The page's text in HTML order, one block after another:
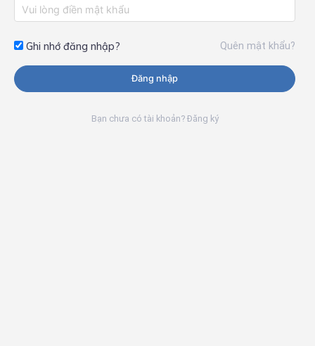
Ghi nhớ đăng nhập? Quên mật khẩu?
Đăng nhập
Bạn chưa có tài khoản? Đăng ký